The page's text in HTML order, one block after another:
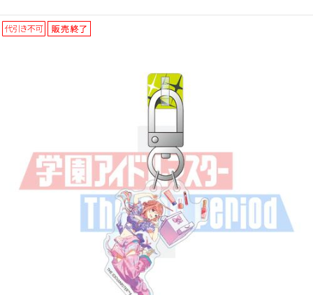
ASOBI STAGE
プレミアム会員とは
アイドルマスター シャイニーカラーズ
プロジェクトアイマス ヴイアライヴ
鉄拳